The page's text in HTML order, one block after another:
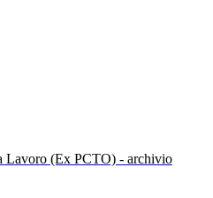
Lavoro (Ex PCTO) - archivio